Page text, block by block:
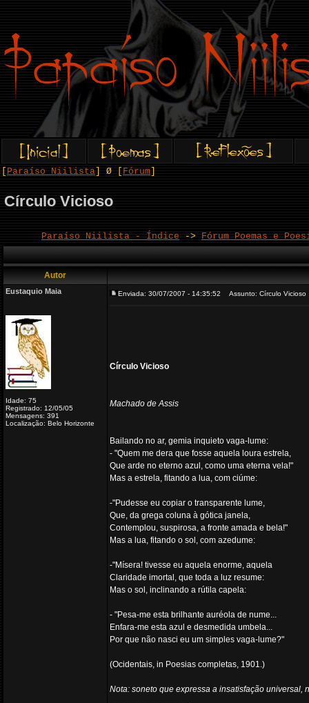
Paraíso Niilista ] Ø [ Fórum
Círculo Vicioso
Paraíso Niilista - Índice -> Fórum Poemas e
Autor
Eustaquio Maia
Idade: 75
Registrado: 12/05/05
Mensagens: 391
Localização: Belo Horizonte
Enviada: 30/07/2007 - 14:35:52 Assunto: Círculo Vicioso
Círculo Vicioso
Machado de Assis
Bailando no ar, gemia inquieto vaga-lume:
- "Quem me dera que fosse aquela loura estrela,
Que arde no eterno azul, como uma eterna vela!"
Mas a estrela, fitando a lua, com ciúme:
-"Pudesse eu copiar o transparente lume,
Que, da grega coluna à gótica janela,
Contemplou, suspirosa, a fronte amada e bela!"
Mas a lua, fitando o sol, com azedume:
-"Mísera! tivesse eu aquela enorme, aquela
Claridade imortal, que toda a luz resume:
Mas o sol, inclinando a rútila capela:
- "Pesa-me esta brilhante auréola de nume...
Enfara-me esta azul e desmedida umbela...
Por que não nasci eu um simples vaga-lume?"
(Ocidentais, in Poesias completas, 1901.)
Nota: soneto que expressa a insatisfação universal,